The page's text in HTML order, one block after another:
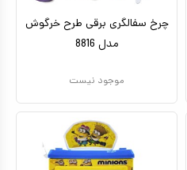
چرخ سفالگری برقی طرح خرگوش
مدل 8816
موجود نیست